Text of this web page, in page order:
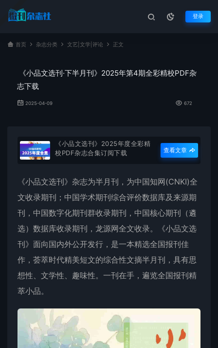
登录
首页 杂志分类 文艺|文学|评论 正文
《小品文选刊·下半月刊》2025年第4期全彩精校PDF杂
志下载
2025-04-09 672
《小品文选刊》2025年度全彩精
校PDF杂志合集订阅下载
查看文章
《小品文选刊》杂志为半月刊，为中国知网(CNKI)全
文收录期刊；中国学术期刊综合评价数据库及来源期
刊，中国数字化期刊群收录期刊，中国核心期刊（遴
选）数据库收录期刊，龙源网全文收录。《小品文选
刊》面向国内外公开发行，是一本精选全国报刊佳
作，荟萃时代精美短文的综合性文摘半月刊，具有思
想性、文学性、趣味性。一刊在手，遍览全国报刊精
萃小品。